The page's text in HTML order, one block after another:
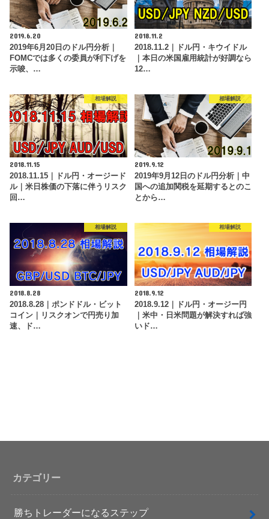
2019.6.20
2019年6月20日のドル円分析｜
FOMCでは多くの委員が利下げを
示唆、…
2018.11.2
2018.11.2｜ドル円・キウイドル
｜本日の米国雇用統計が好調なら
12…
相場解説
2018.11.15
2018.11.15｜ドル円・オージード
ル｜米日株価の下落に伴うリスク
回…
相場解説
2019.9.12
2019年9月12日のドル円分析｜中
国への追加関税を延期するとのこ
とから…
相場解説
2018.8.28
2018.8.28｜ポンドドル・ビット
コイン｜リスクオンで円売り加
速、ド…
相場解説
2018.9.12
2018.9.12｜ドル円・オージー円
｜米中・日米問題が解決すれば強
いド…
カテゴリー
勝ちトレーダーになるステップ